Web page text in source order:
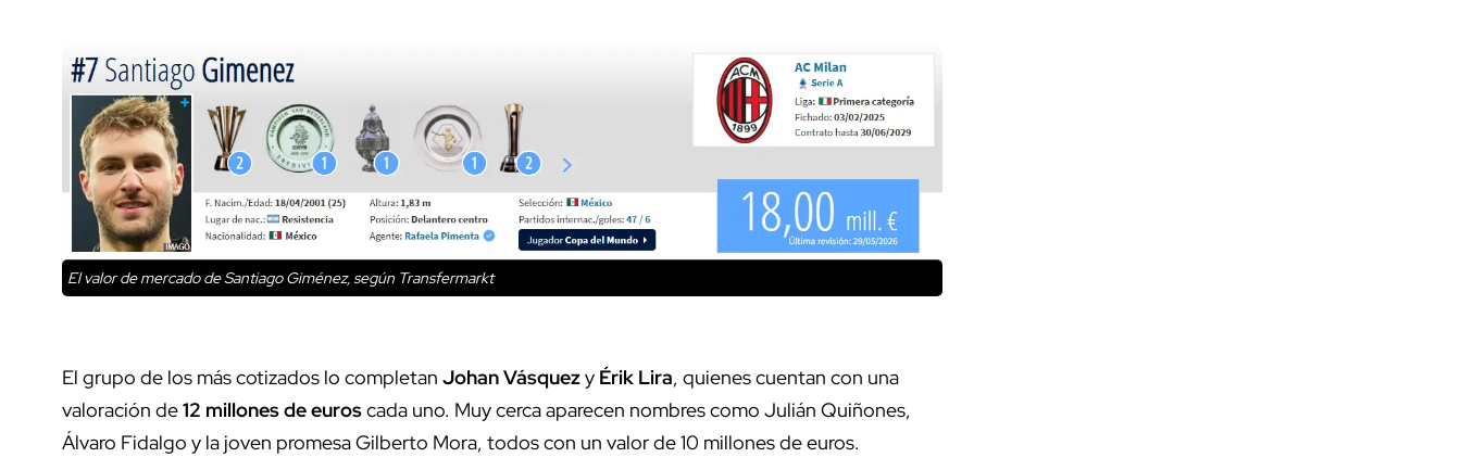
El valor de mercado de Santiago Giménez, según Transfermarkt
El grupo de los más cotizados lo completan Johan Vásquezy Érik Lira, quienes cuentan con una
valoración de12 millones de euroscada uno. Muy cerca aparecen nombres como Julián Quiñones,
Álvaro Fidalgo y la joven promesa Gilberto Mora, todos con un valor de 10 millones de euros.